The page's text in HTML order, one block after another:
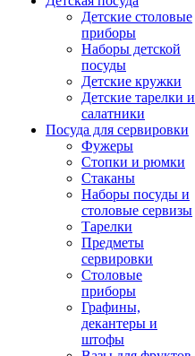
Детские столовые
приборы
Наборы детской
посуды
Детские кружки
Детские тарелки и
салатники
Посуда для сервировки
Фужеры
Стопки и рюмки
Стаканы
Наборы посуды и
столовые сервизы
Тарелки
Предметы
сервировки
Столовые
приборы
Графины,
декантеры и
штофы